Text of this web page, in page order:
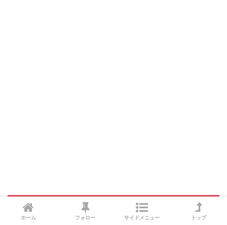
他のドラッグストア
ホーム フォロー サイドメニュー トップ